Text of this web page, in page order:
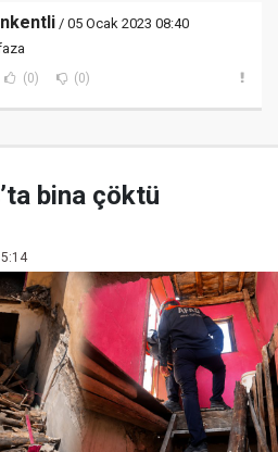
/ 05 Ocak 2023 08:40
(0) (0)
bina çöktü